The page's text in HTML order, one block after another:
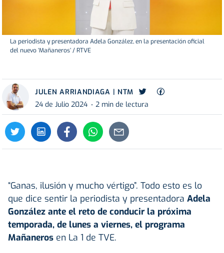
La periodista y presentadora Adela González, en la presentación oficial
del nuevo ‘Mañaneros’ / RTVE
JULEN ARRIANDIAGA | NTM
24 de Julio 2024
2 min de lectura
“Ganas, ilusión y mucho vértigo”. Todo esto es lo
que dice sentir la periodista y presentadora Adela
González ante el reto de conducir la próxima
temporada, de lunes a viernes, el programa
Mañaneros en La 1 de TVE.